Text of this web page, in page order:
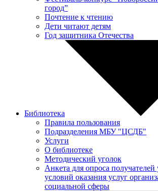
город”
Почтение к чтению
Дети читают детям
Год защитника Отечества
Библиотека
Правила пользования
Подразделения МБУ "ЦСДБ"
Услуги
О библиотеке
Методический уголок
Анкета для опроса получателей
условий оказания услуг
социальной сферы